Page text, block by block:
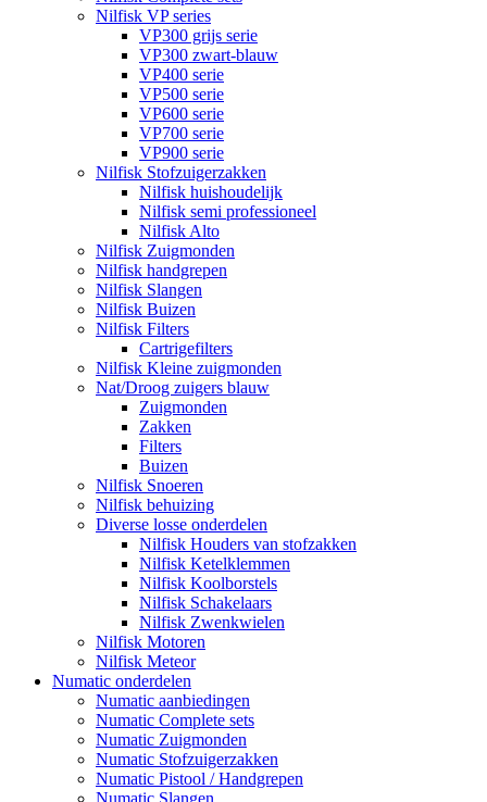
Nilfisk VP series
VP300 grijs serie
VP300 zwart-blauw
VP400 serie
VP500 serie
VP600 serie
VP700 serie
VP900 serie
Nilfisk Stofzuigerzakken
Nilfisk huishoudelijk
Nilfisk semi professioneel
Nilfisk Alto
Nilfisk Zuigmonden
Nilfisk handgrepen
Nilfisk Slangen
Nilfisk Buizen
Nilfisk Filters
​Cartrigefilters
Nilfisk Kleine zuigmonden
Nat/Droog zuigers blauw
Zuigmonden
Zakken
Filters
Buizen
Nilfisk Snoeren
Nilfisk behuizing
Diverse losse onderdelen
Nilfisk Houders van stofzakken
Nilfisk Ketelklemmen
Nilfisk Koolborstels
Nilfisk Schakelaars
Nilfisk Zwenkwielen
Nilfisk Motoren
Nilfisk Meteor
Numatic onderdelen
Numatic aanbiedingen
Numatic Complete sets
Numatic Zuigmonden
Numatic Stofzuigerzakken
Numatic Pistool / Handgrepen